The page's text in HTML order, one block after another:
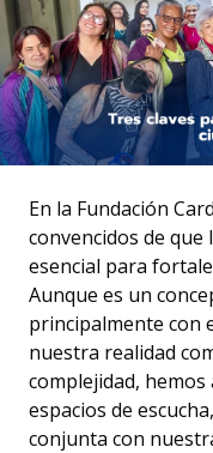
En la Fundación
convencidos de que
esencial para
Aunque es un
principalmente con
nuestra realidad
complejidad,
espacios de
conjunta con